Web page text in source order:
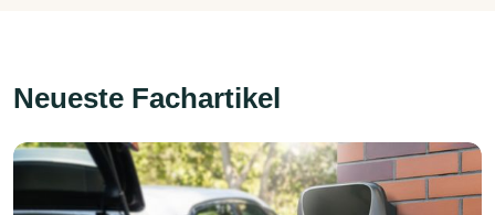
Neueste Fachartikel